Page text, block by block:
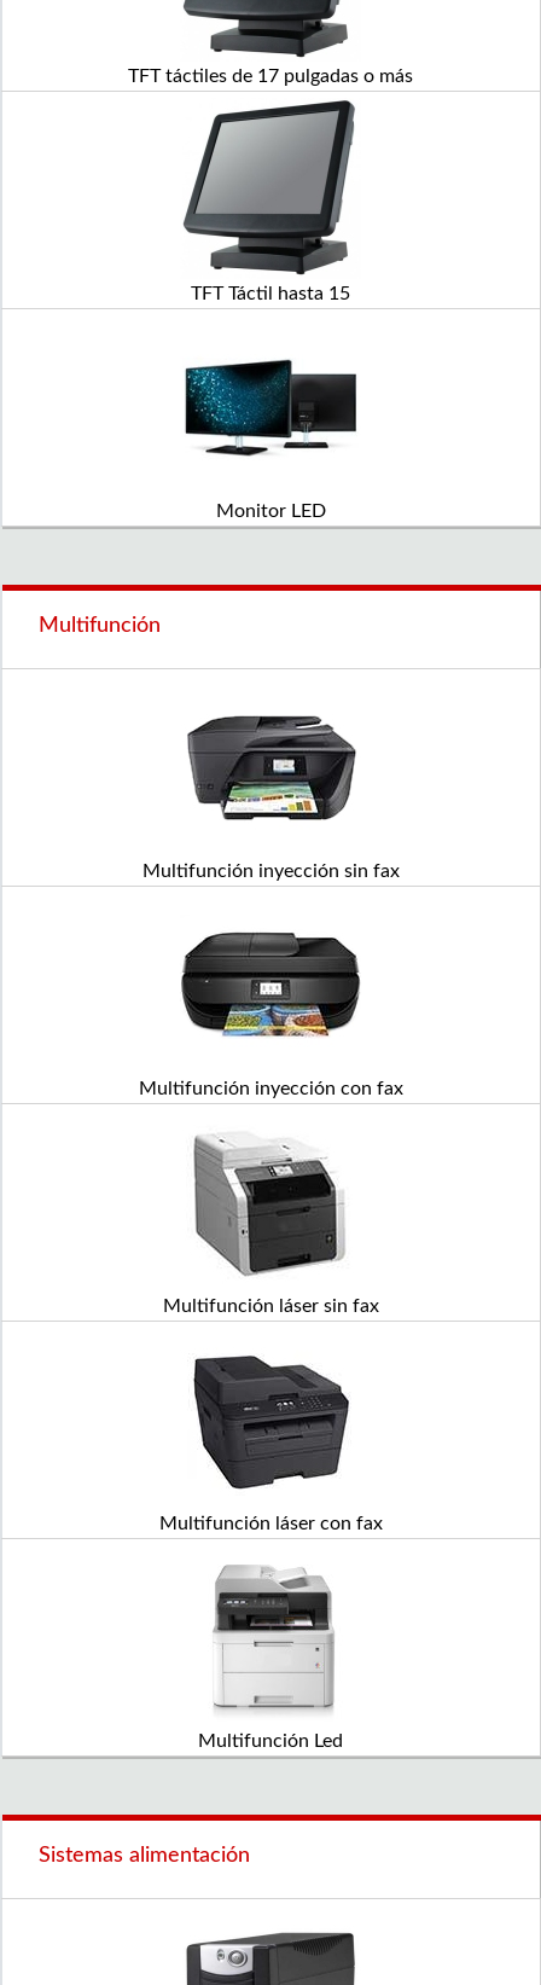
TFT táctiles de 17 pulgadas o más
TFT Táctil hasta 15
Monitor LED
Multifunción
Multifunción inyección sin fax
Multifunción inyección con fax
Multifunción láser sin fax
Multifunción láser con fax
Multifunción Led
Sistemas alimentación